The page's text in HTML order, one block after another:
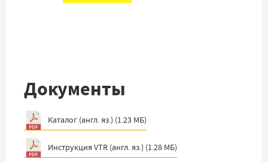
Документы
Каталог (англ. яз.) (1.23 МБ)
Инструкция VTR (англ. яз.) (1.28 МБ)